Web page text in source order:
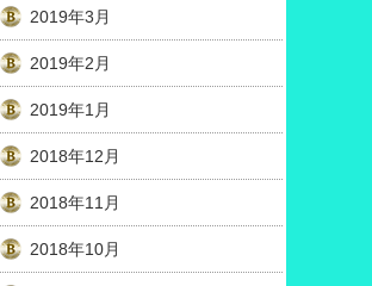
2019年3月
2019年2月
2019年1月
2018年12月
2018年11月
2018年10月